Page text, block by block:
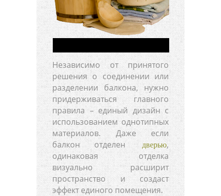
Независимо от принятого
решения о соединении или
разделении балкона, нужно
придерживаться главного
правила – единый дизайн с
использованием однотипных
материалов. Даже если
балкон отделен дверью,
одинаковая отделка
визуально расширит
пространство и создаст
эффект единого помещения.